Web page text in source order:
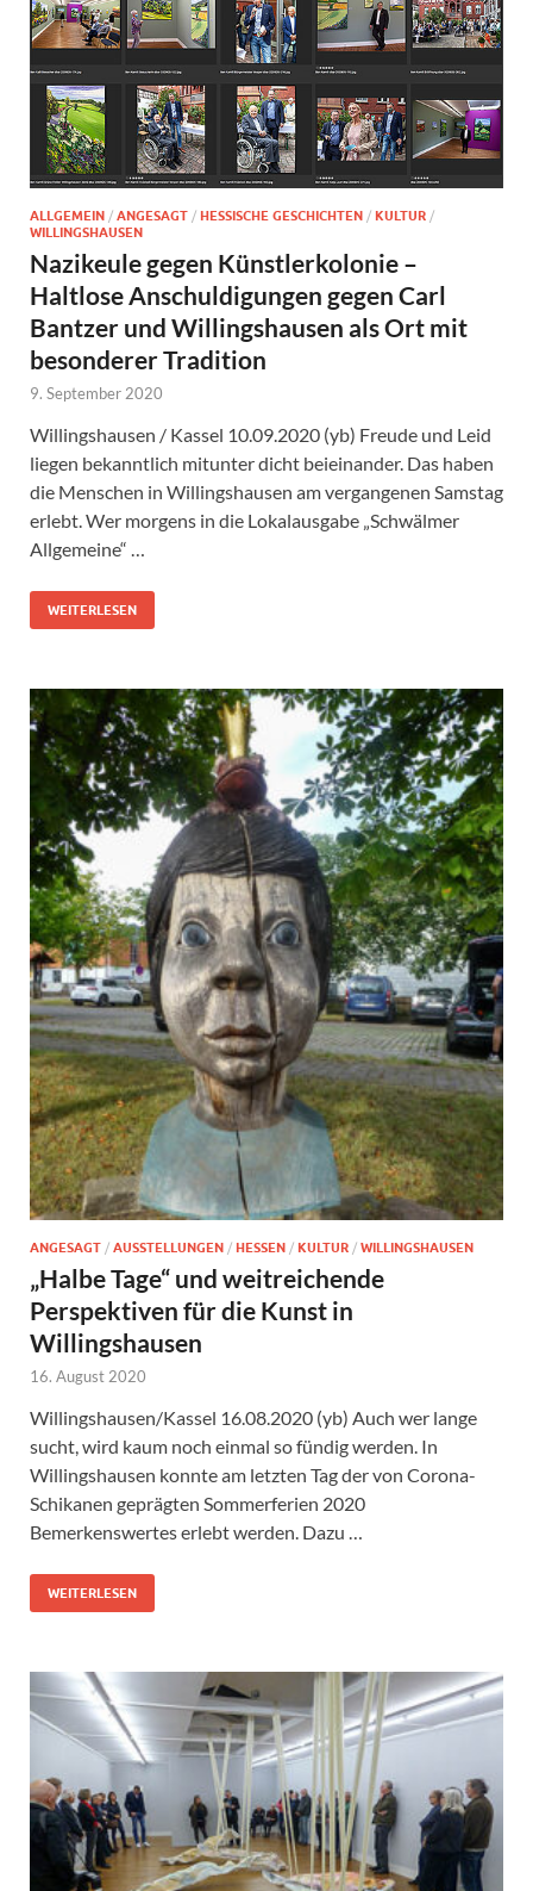
ALLGEMEIN / ANGESAGT / HESSISCHE GESCHICHTEN / KULTUR /
WILLINGSHAUSEN
Nazikeule gegen Künstlerkolonie –
Haltlose Anschuldigungen gegen Carl
Bantzer und Willingshausen als Ort mit
besonderer Tradition
9. September 2020
Willingshausen / Kassel 10.09.2020 (yb) Freude und Leid
liegen bekanntlich mitunter dicht beieinander. Das haben
die Menschen in Willingshausen am vergangenen Samstag
erlebt. Wer morgens in die Lokalausgabe „Schwälmer
Allgemeine“ …
WEITERLESEN
ANGESAGT / AUSSTELLUNGEN / HESSEN / KULTUR / WILLINGSHAUSEN
„Halbe Tage“ und weitreichende
Perspektiven für die Kunst in
Willingshausen
16. August 2020
Willingshausen/Kassel 16.08.2020 (yb) Auch wer lange
sucht, wird kaum noch einmal so fündig werden. In
Willingshausen konnte am letzten Tag der von Corona-
Schikanen geprägten Sommerferien 2020
Bemerkenswertes erlebt werden. Dazu …
WEITERLESEN